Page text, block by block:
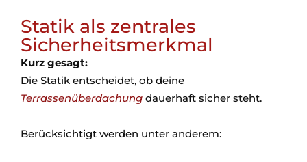
Statik als zentrales
Sicherheitsmerkmal
Kurz gesagt:
Die Statik entscheidet, ob deine
Terrassenüberdachung dauerhaft sicher steht.
Berücksichtigt werden unter anderem: